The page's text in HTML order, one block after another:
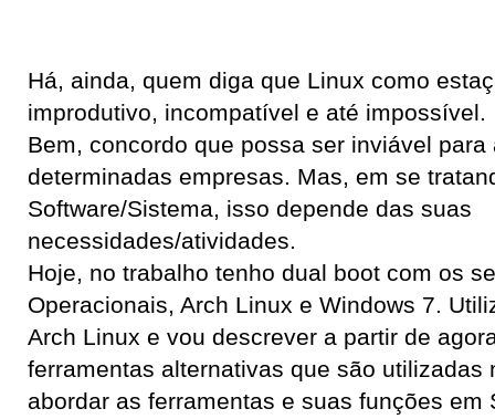
Há, ainda, quem diga que Linux como
improdutivo, incompatível e até impossível.
Bem, concordo que possa ser inviável
determinadas empresas. Mas, em se
Software/Sistema, isso depende das suas
necessidades/atividades.
Hoje, no trabalho tenho dual boot com os
Operacionais, Arch Linux e Windows 7.
Arch Linux e vou descrever a partir de
ferramentas alternativas que são utilizadas
abordar as ferramentas e suas funções em